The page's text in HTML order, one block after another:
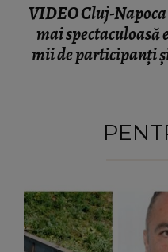
VIDEO Cluj-Napoca
mai spectaculoasă
mii de participanți